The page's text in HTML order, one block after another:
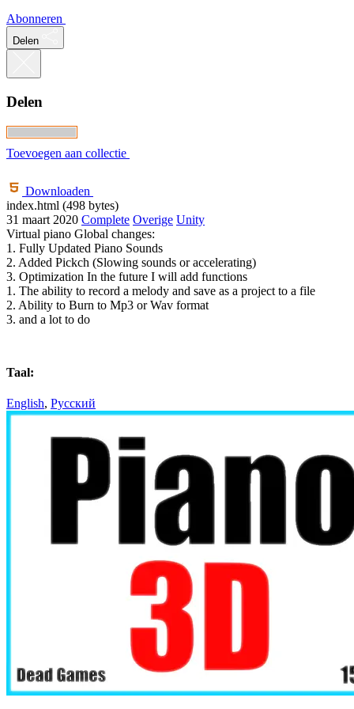
Abonneren
Delen
Delen
Toevoegen aan collectie
Downloaden
index.html (498 bytes)
31 maart 2020 Complete Overige Unity
Virtual piano Global changes:
1. Fully Updated Piano Sounds
2. Added Pickch (Slowing sounds or accelerating)
3. Optimization In the future I will add functions
1. The ability to record a melody and save as a project to a file
2. Ability to Burn to Mp3 or Wav format
3. and a lot to do
Taal:
English, Русский